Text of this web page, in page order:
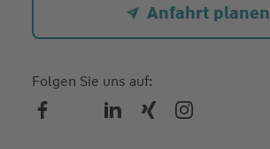
Anfahrt planen
Folgen Sie uns auf: